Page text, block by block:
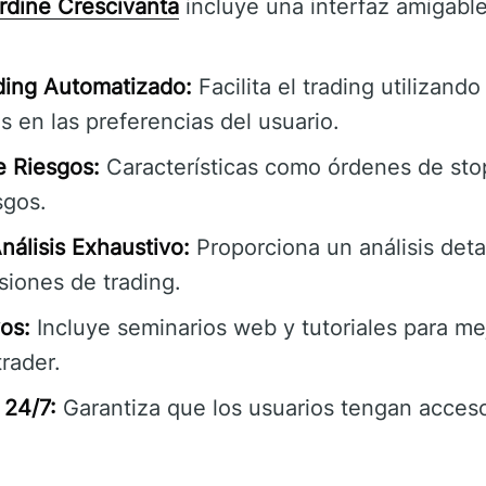
Crescivanta incluye una interfaz
Automatizado: Facilita el trading
en las preferencias del usuario.
Riesgos: Características como órdenes de
Exhaustivo: Proporciona un análisis
de trading.
Incluye seminarios web y tutoriales para
7: Garantiza que los usuarios tengan